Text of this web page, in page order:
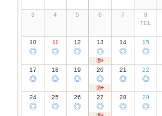
3 4 5 6 7
8
TEL
10
◎
11
◎
12
◎
13
◎
14
◎
15
◎
17
◎
18
◎
19
◎
20
◎
21
◎
22
◎
24
◎
25
◎
26
◎
27
◎
28
◎
29
◎